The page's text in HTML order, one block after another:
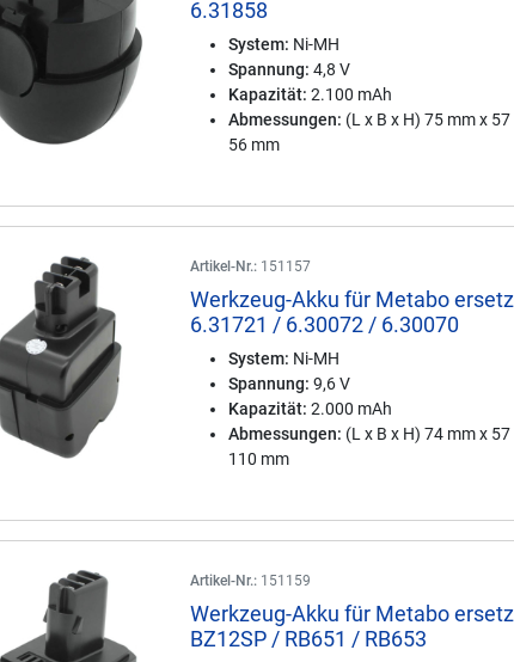
6.31858
System: Ni-MH
Spannung: 4,8 V
Kapazität: 2.100 mAh
Abmessungen: (L x B x H) 75 mm x
56 mm
Artikel-Nr.: 151157
Werkzeug-Akku für Metabo
6.31721 / 6.30072 / 6.30070
System: Ni-MH
Spannung: 9,6 V
Kapazität: 2.000 mAh
Abmessungen: (L x B x H) 74 mm x
110 mm
Artikel-Nr.: 151159
Werkzeug-Akku für Metabo
BZ12SP / RB651 / RB653